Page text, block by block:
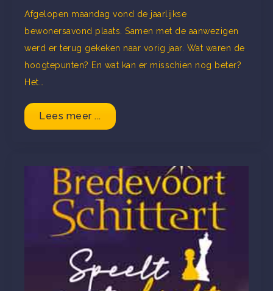
Afgelopen maandag vond de jaarlijkse
bewonersavond plaats. Samen met de aanwezigen
werd er terug gekeken naar vorig jaar. Wat waren de
hoogtepunten? En wat kan er misschien nog beter?
Het…
Lees meer ...